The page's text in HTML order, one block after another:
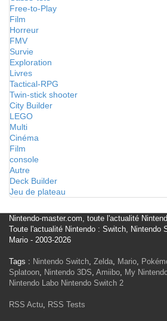
Free-to-Play
Film
Horreur
FMV
Survie
Exploration
Livres
Tactical-RPG
Twin-stick shooter
City Builder
LEGO
Multi
Cinéma
Film
console
Autre
Deck Builder
Jeu de plateau
Nintendo-master.com, toute l'actualité
Toute l'actualité Nintendo : Switch, Nintendo
Mario - 2003-2026
Tags : Nintendo Switch, Zelda, Mario,
Splatoon, Nintendo 3DS, Amiibo, My
Nintendo Labo Nintendo Switch 2
RSS Actu, RSS Tests